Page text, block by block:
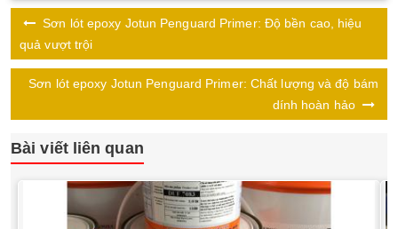
Sơn lót epoxy Jotun Penguard Primer: Độ bền cao, hiệu
quả vượt trội
Sơn lót epoxy Jotun Penguard Primer: Chất lượng và độ bám
dính hoàn hảo
Bài viết liên quan